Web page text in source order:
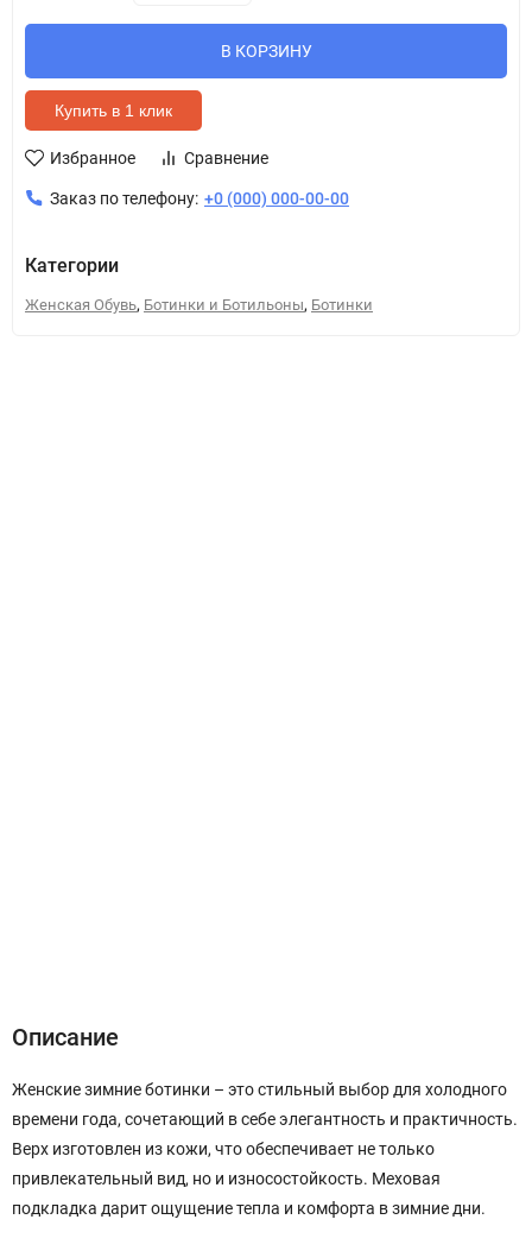
В КОРЗИНУ
Купить в 1 клик
Избранное Сравнение
Заказ по телефону: +0 (000) 000-00-00
Категории
Женская Обувь, Ботинки и Ботильоны, Ботинки
Описание
Женские зимние ботинки – это стильный выбор для холодного
времени года, сочетающий в себе элегантность и практичность.
Верх изготовлен из кожи, что обеспечивает не только
привлекательный вид, но и износостойкость. Меховая
подкладка дарит ощущение тепла и комфорта в зимние дни.